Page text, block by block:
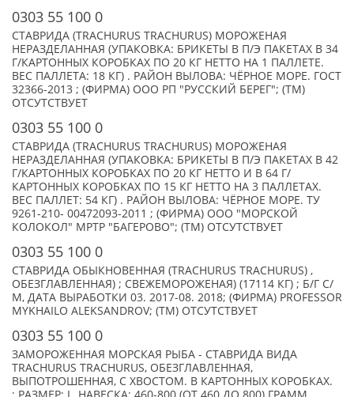
0303 55 100 0
СТАВРИДА (TRACHURUS TRACHURUS) МОРОЖЕНАЯ
НЕРАЗДЕЛАННАЯ (УПАКОВКА: БРИКЕТЫ В П/Э ПАКЕТАХ В 34
Г/КАРТОННЫХ КОРОБКАХ ПО 20 КГ НЕТТО НА 1 ПАЛЛЕТЕ.
ВЕС ПАЛЛЕТА: 18 КГ) . РАЙОН ВЫЛОВА: ЧЁРНОЕ МОРЕ. ГОСТ
32366-2013 ; (ФИРМА) ООО РП "РУССКИЙ БЕРЕГ"; (TM)
ОТСУТСТВУЕТ
0303 55 100 0
СТАВРИДА (TRACHURUS TRACHURUS) МОРОЖЕНАЯ
НЕРАЗДЕЛАННАЯ (УПАКОВКА: БРИКЕТЫ В П/Э ПАКЕТАХ В 42
Г/КАРТОННЫХ КОРОБКАХ ПО 20 КГ НЕТТО И В 64 Г/
КАРТОННЫХ КОРОБКАХ ПО 15 КГ НЕТТО НА 3 ПАЛЛЕТАХ.
ВЕС ПАЛЛЕТ: 54 КГ) . РАЙОН ВЫЛОВА: ЧЁРНОЕ МОРЕ. ТУ
9261-210- 00472093-2011 ; (ФИРМА) ООО "МОРСКОЙ
КОЛОКОЛ" МРТР "БАГЕРОВО"; (TM) ОТСУТСТВУЕТ
0303 55 100 0
СТАВРИДА ОБЫКНОВЕННАЯ (TRACHURUS TRACHURUS) ,
ОБЕЗГЛАВЛЕННАЯ) ; СВЕЖЕМОРОЖЕНАЯ) (17114 КГ) ; Б/Г С/
М, ДАТА ВЫРАБОТКИ 03. 2017-08. 2018; (ФИРМА) PROFESSOR
MYKHAILO ALEKSANDROV; (TM) ОТСУТСТВУЕТ
0303 55 100 0
ЗАМОРОЖЕННАЯ МОРСКАЯ РЫБА - СТАВРИДА ВИДА
TRACHURUS TRACHURUS, ОБЕЗГЛАВЛЕННАЯ,
ВЫПОТРОШЕННАЯ, С ХВОСТОМ. В КАРТОННЫХ КОРОБКАХ.